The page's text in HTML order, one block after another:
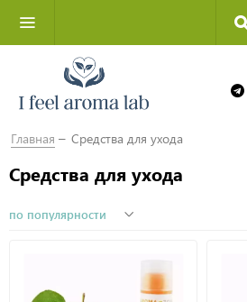
Главная Средства для ухода
Средства для ухода